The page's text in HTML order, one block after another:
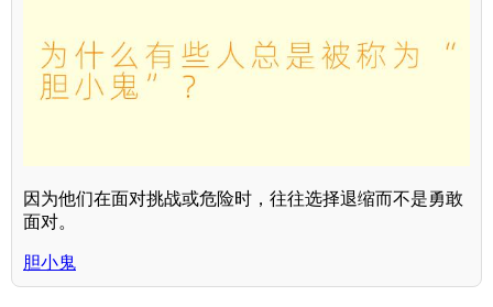
因为他们在面对挑战或危险时，往往选择退缩而不是勇敢
面对。
胆小鬼